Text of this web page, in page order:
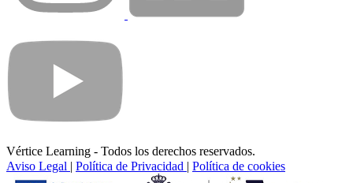
Vértice Learning - Todos los derechos reservados.
Aviso Legal | Política de Privacidad | Política de cookies